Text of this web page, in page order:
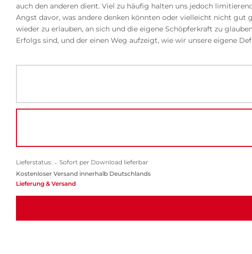
auch den anderen dient. Viel zu häufig halten uns jedoch
Angst davor, was andere denken könnten oder vielleicht nicht gut
wieder zu erlauben, an sich und die eigene Schöpferkraft zu
Erfolgs sind, und der einen Weg aufzeigt, wie wir unsere eigene
Lieferstatus: • Sofort per Download lieferbar
Kostenloser Versand innerhalb Deutschlands
Lieferung & Versand